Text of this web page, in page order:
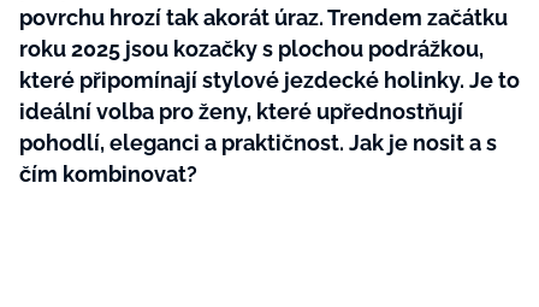
povrchu hrozí tak akorát úraz. Trendem začátku
roku 2025 jsou kozačky s plochou podrážkou,
které připomínají stylové jezdecké holinky. Je to
ideální volba pro ženy, které upřednostňují
pohodlí, eleganci a praktičnost. Jak je nosit a s
čím kombinovat?